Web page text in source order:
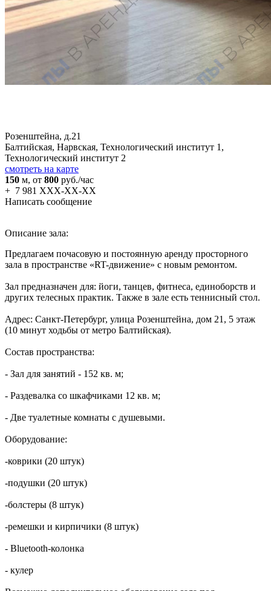
Розенштейна, д.21
Балтийская, Нарвская, Технологический институт 1,
Технологический институт 2
смотреть на карте
150 м, от 800 руб./час
+ 7 981 XXX-XX-XX
Написать сообщение
Описание зала:
Предлагаем почасовую и постоянную аренду просторного
зала в пространстве «RT-движение» с новым ремонтом.
Зал предназначен для: йоги, танцев, фитнеса, единоборств и
других телесных практик. Также в зале есть теннисный стол.
Адрес: Санкт-Петербург, улица Розенштейна, дом 21, 5 этаж
(10 минут ходьбы от метро Балтийская).
Состав пространства:
- Зал для занятий - 152 кв. м;
- Раздевалка со шкафчиками 12 кв. м;
- Две туалетные комнаты с душевыми.
Оборудование:
-коврики (20 штук)
-подушки (20 штук)
-болстеры (8 штук)
-ремешки и кирпичики (8 штук)
- Bluetooth-колонка
- кулер